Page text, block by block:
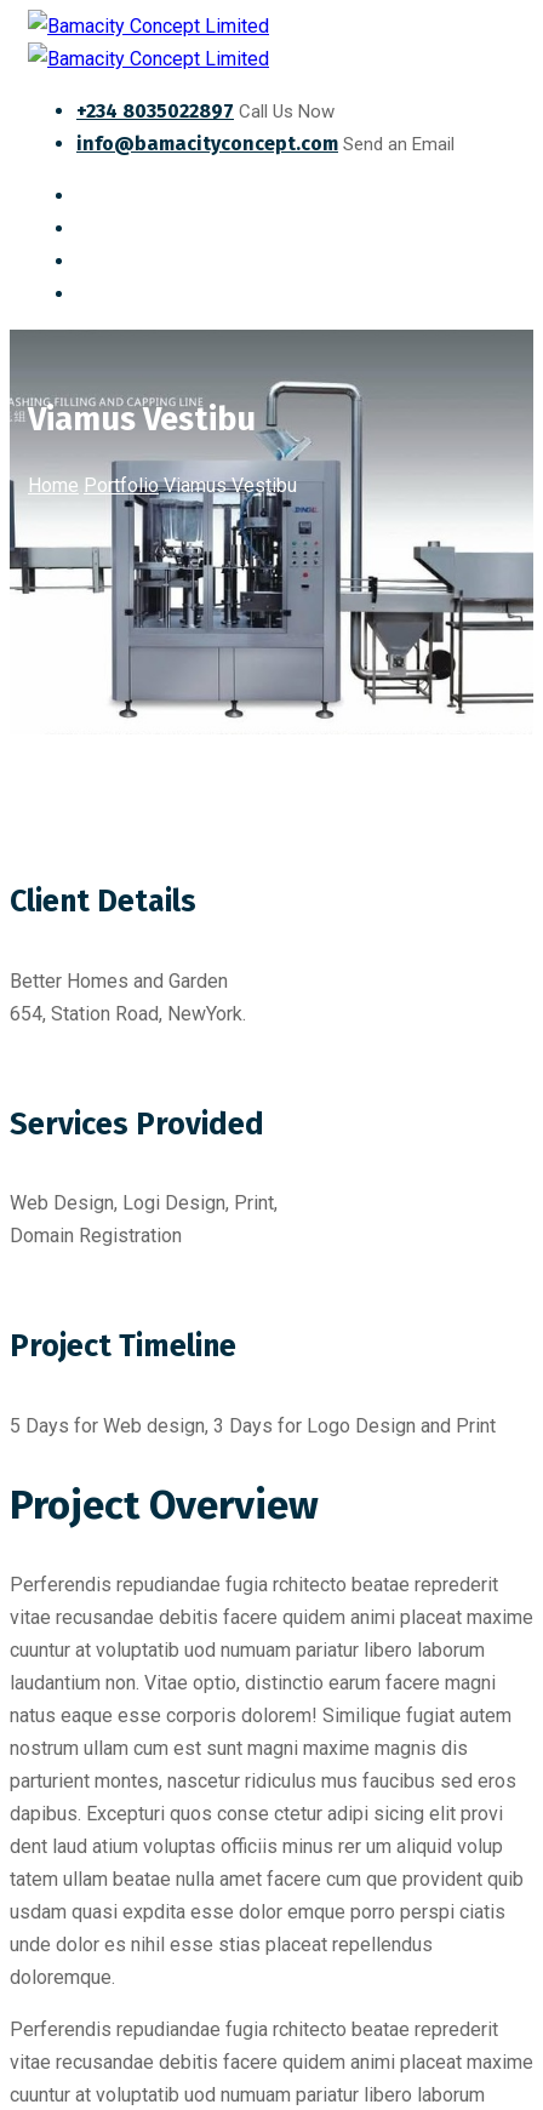
+234 8035022897 Call Us Now
info@bamacityconcept.com Send an Email
Viamus Vestibu
Home Portfolio Viamus Vestibu
Client Details
Better Homes and Garden
654, Station Road, NewYork.
Services Provided
Web Design, Logi Design, Print,
Domain Registration
Project Timeline
5 Days for Web design, 3 Days for Logo Design and Print
Project Overview
Perferendis repudiandae fugia rchitecto beatae reprederit
vitae recusandae debitis facere quidem animi placeat maxime
cuuntur at voluptatib uod numuam pariatur libero laborum
laudantium non. Vitae optio, distinctio earum facere magni
natus eaque esse corporis dolorem! Similique fugiat autem
nostrum ullam cum est sunt magni maxime magnis dis
parturient montes, nascetur ridiculus mus faucibus sed eros
dapibus. Excepturi quos conse ctetur adipi sicing elit provi
dent laud atium voluptas officiis minus rer um aliquid volup
tatem ullam beatae nulla amet facere cum que provident quib
usdam quasi expdita esse dolor emque porro perspi ciatis
unde dolor es nihil esse stias placeat repellendus
doloremque.
Perferendis repudiandae fugia rchitecto beatae reprederit
vitae recusandae debitis facere quidem animi placeat maxime
cuuntur at voluptatib uod numuam pariatur libero laborum